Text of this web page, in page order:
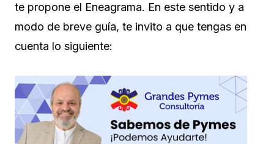
te propone el Eneagrama. En este sentido y a
modo de breve guía, te invito a que tengas en
cuenta lo siguiente: